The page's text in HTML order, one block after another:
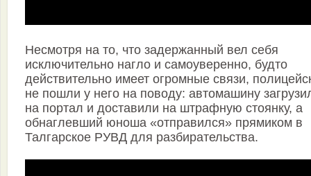
Несмотря на то, что задержанный вел себя
исключительно нагло и самоуверенно, будто
действительно имеет огромные связи,
не пошли у него на поводу: автомашину
на портал и доставили на штрафную стоянку, а
обнаглевший юноша «отправился» прямиком в
Талгарское РУВД для разбирательства.